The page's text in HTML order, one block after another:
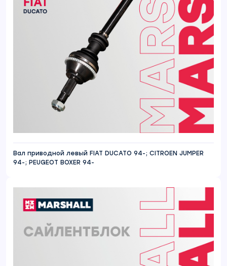
Вал приводной левый FIAT DUCATO 94-; CITROEN JUMPER
94-; PEUGEOT BOXER 94-